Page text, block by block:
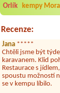
Orlík
kempy
Recenze:
celodenní hluk z
ubytovaných. Přes
Jana
*****
Chtěli jsme být
karavanem. Klid
Restaurace s
spoustu možností
se v kempu líbilo.